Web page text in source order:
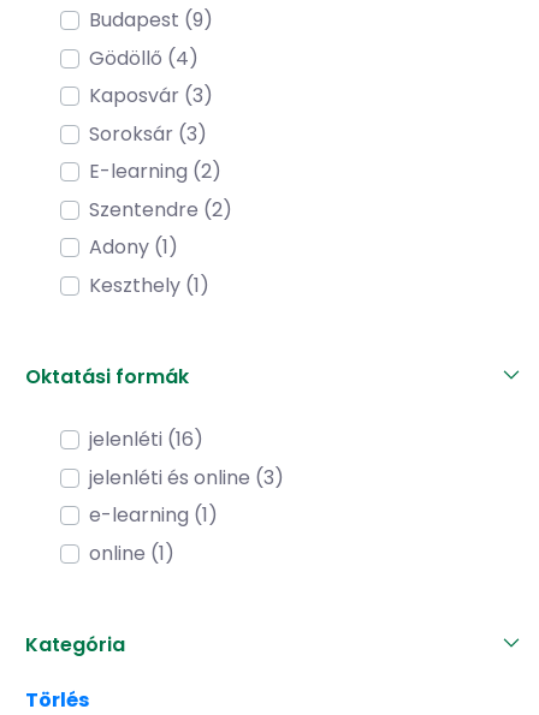
Budapest (9)
Gödöllő (4)
Kaposvár (3)
Soroksár (3)
E-learning (2)
Szentendre (2)
Adony (1)
Keszthely (1)
Oktatási formák
jelenléti (16)
jelenléti és online (3)
e-learning (1)
online (1)
Kategória
Törlés